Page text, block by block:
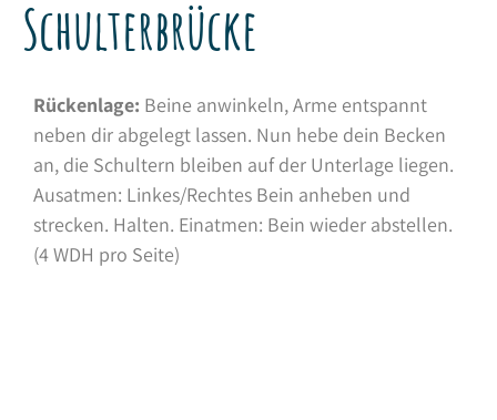
Schulterbrücke
Rückenlage: Beine anwinkeln, Arme entspannt
neben dir abgelegt lassen. Nun hebe dein Becken
an, die Schultern bleiben auf der Unterlage liegen.
Ausatmen: Linkes/Rechtes Bein anheben und
strecken. Halten. Einatmen: Bein wieder abstellen.
(4 WDH pro Seite)